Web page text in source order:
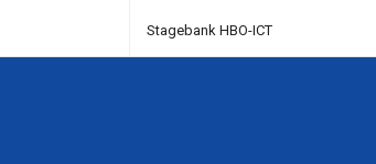
Stagebank HBO-ICT